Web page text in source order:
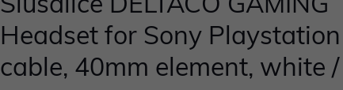
Headset for Sony
cable, 40mm element, white